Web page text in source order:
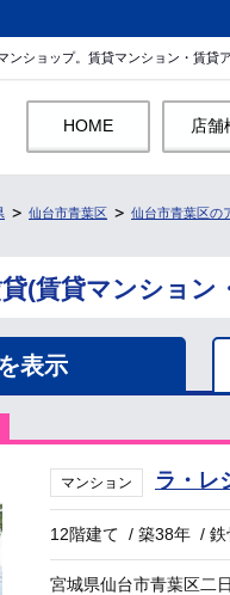
ショップ。賃貸マンション・賃貸
HOME 店舗
仙台市青葉区 仙台市青葉区の
(賃貸マンション
表示
マンション ラ・レ
12階建て /築38年 /鉄
宮城県仙台市青葉区二